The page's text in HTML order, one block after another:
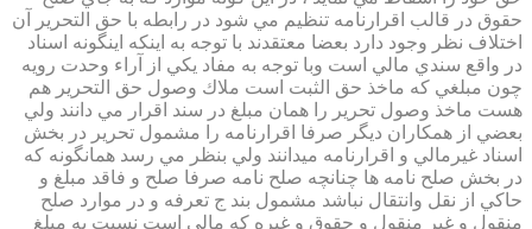
حقوق در قالب اقرارنامه تنظيم مي شود در رابطه با حق التحرير آن
اختلاف نظر وجود دارد بعضا معتقدند با توجه به اينكه اينگونه اسناد
در واقع سندي مالي است وبا توجه به مفاد يكي از آراء وحدت رويه
چون مبلغي كه ماخذ حق الثبت است ملاك وصول حق التحرير هم
هست ماخذ وصول تحرير را همان مبلغ در سند اقرار مي دانند ولي
بعضي از همكاران ديگر صرفا اقرارنامه را مشمول تحرير در بخش
اسناد غيرمالي و اقرارنامه ميدانند ولي بنظر مي رسد همانگونه كه
در بخش صلح نامه ها چنانچه صلح نامه صرفا صلح و فاقد مبلغ و
حاكي از نقل وانتقال نباشد مشمول بند ج تعرفه و در موارد صلح
منقول و غير منقول و حقوق و غيره كه مالي است نسبت به مبلغ